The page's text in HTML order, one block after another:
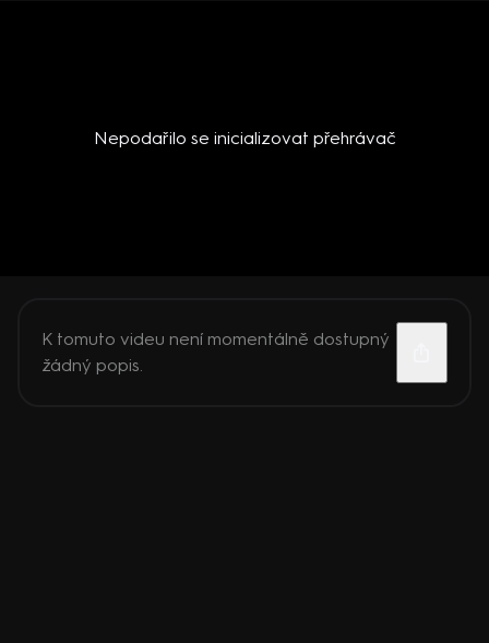
Nepodařilo se inicializovat přehrávač
K tomuto videu není momentálně dostupný
žádný popis.